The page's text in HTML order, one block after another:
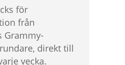
för
från
Grammy-
direkt till
vecka.